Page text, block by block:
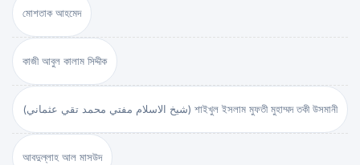
মোশতাক আহমেদ
কাজী আবুল কালাম সিদ্দীক
(شيخ الاسلام مفتي محمد تقي عثماني) শাইখুল ইসলাম মুফতী মুহাম্মদ তকী উসমানী
আবদুল্লাহ আল মাসউদ